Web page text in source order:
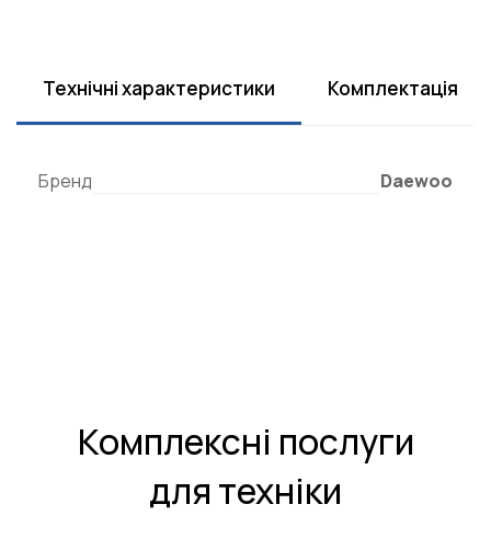
Технічні характеристики Комплектація
Бренд Daewoo
Комплексні послуги
для техніки